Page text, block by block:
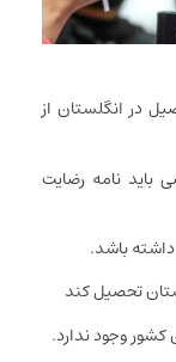
برای تحصیل در انگلستان از
باید نامه رضایت
باشد.
تحصیل کند
وجود ندارد.